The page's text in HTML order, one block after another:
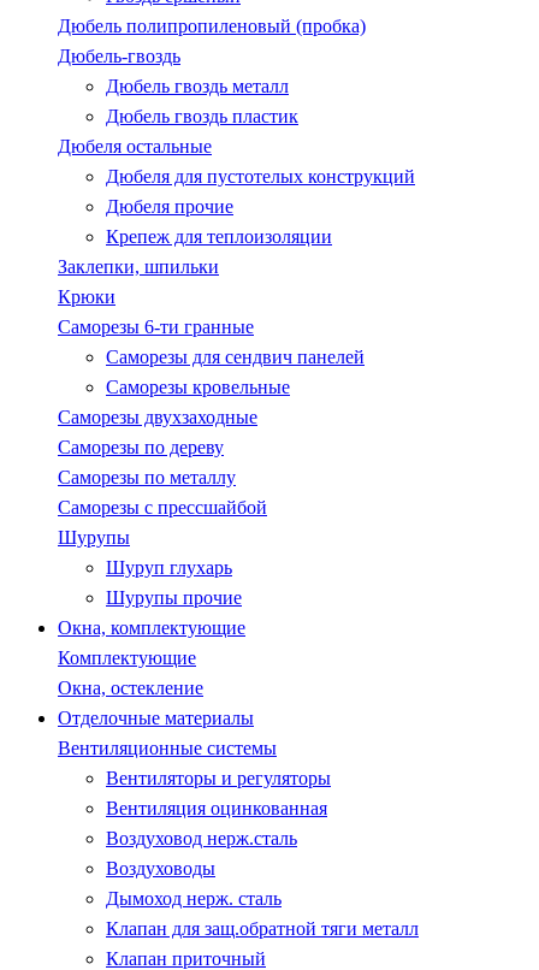
Дюбель полипропиленовый (пробка)
Дюбель-гвоздь
Дюбель гвоздь металл
Дюбель гвоздь пластик
Дюбеля остальные
Дюбеля для пустотелых конструкций
Дюбеля прочие
Крепеж для теплоизоляции
Заклепки, шпильки
Крюки
Саморезы 6-ти гранные
Саморезы для сендвич панелей
Саморезы кровельные
Саморезы двухзаходные
Саморезы по дереву
Саморезы по металлу
Саморезы с пресcшайбой
Шурупы
Шуруп глухарь
Шурупы прочие
Окна, комплектующие
Комплектующие
Окна, остекление
Отделочные материалы
Вентиляционные системы
Вентиляторы и регуляторы
Вентиляция оцинкованная
Воздуховод нерж.сталь
Воздуховоды
Дымоход нерж. сталь
Клапан для защ.обратной тяги металл
Клапан приточный